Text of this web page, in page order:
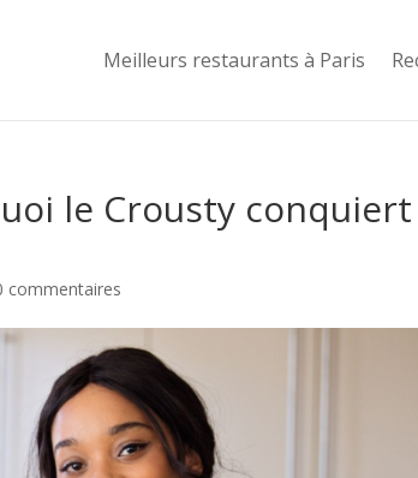
Meilleurs restaurants à Paris
le Crousty conquiert
commentaires